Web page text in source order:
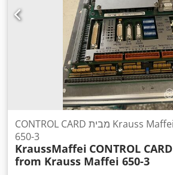
CONTROL CARD מבית Krauss Maffei
650-3
KraussMaffei CONTROL CARD
from Krauss Maffei 650-3